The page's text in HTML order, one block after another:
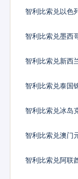
智利比索兑以色
智利比索兑墨西
智利比索兑新西
智利比索兑泰国
智利比索兑冰岛
智利比索兑澳门
智利比索兑阿联